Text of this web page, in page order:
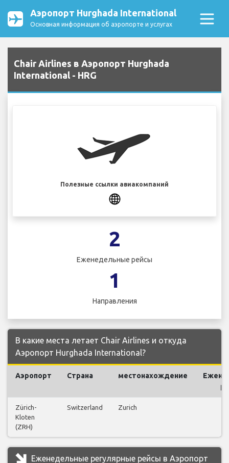
Аэропорт Hurghada International
Основная информация об аэропорте и услугах
Chair Airlines в Аэропорт Hurghada
International - HRG
Полезные ссылки авиакомпаний
2
Еженедельные рейсы
1
Направления
В какие места летает Chair Airlines и откуда
Аэропорт Hurghada International?
Аэропорт Страна местонахождение
Zürich-
Kloten
(ZRH)
Switzerland Zurich
Еженедельные регулярные рейсы в Аэропорт